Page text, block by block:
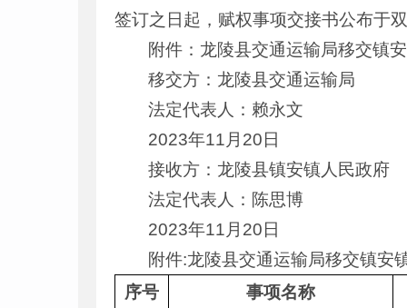
签订之日起，赋权事项交接书公布于
附件：龙陵县交通运输局移交镇
移交方：龙陵县交通运输局
法定代表人：赖永文
2023年11月20日
接收方： 龙陵县镇安镇人民政府
法定代表人：陈思博
2023年11月20日
附件:龙陵县交通运输局移交镇安
序号
事项名称